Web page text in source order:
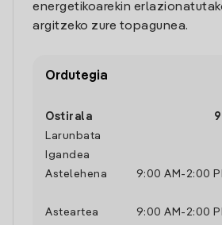
energetikoarekin
argitzeko zure topagunea.
Ordutegia
Ostirala
Larunbata
Igandea
Astelehena
9:00 AM - 2:00
Asteartea
9:00 AM - 2:00